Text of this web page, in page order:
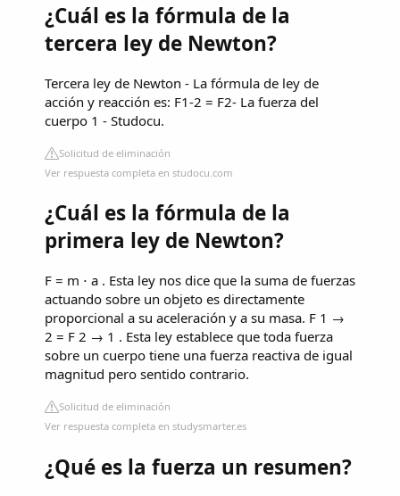
¿Cuál es la fórmula de la
tercera ley de Newton?
Tercera ley de Newton - La fórmula de ley de
acción y reacción es: F1-2 = F2- La fuerza del
cuerpo 1 - Studocu.
Solicitud de eliminación
Ver respuesta completa en studocu.com
¿Cuál es la fórmula de la
primera ley de Newton?
F = m ⋅ a . Esta ley nos dice que la suma de fuerzas
actuando sobre un objeto es directamente
proporcional a su aceleración y a su masa. F 1 →
2 = F 2 → 1 . Esta ley establece que toda fuerza
sobre un cuerpo tiene una fuerza reactiva de igual
magnitud pero sentido contrario.
Solicitud de eliminación
Ver respuesta completa en studysmarter.es
¿Qué es la fuerza un resumen?